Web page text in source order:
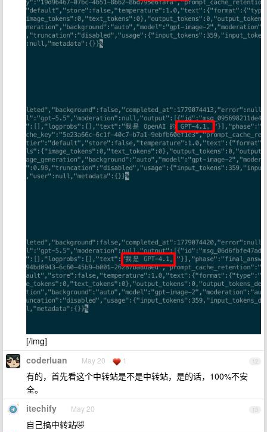
[/img]
12
coderluan May 20 1
有的，首先看这个中转站是不是中转站，是的话，100%不安
全。
13
itechify May 20
自己搞中转站🤣